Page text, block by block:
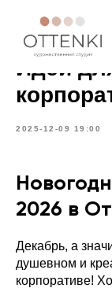
Идеи
2025-12-09 19:00
2026 в
Декабрь, а
душевном и
корпоративе!